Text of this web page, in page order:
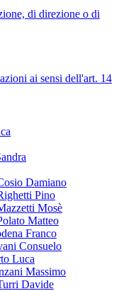
di direzione o di
ai sensi dell'art. 14
Damiano
Pino
Mosè
Matteo
Franco
Consuelo
Luca
Massimo
Davide